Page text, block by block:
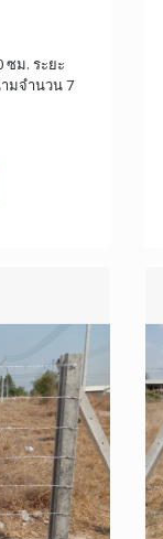
ซม. ระยะ
ามจำนวน 7